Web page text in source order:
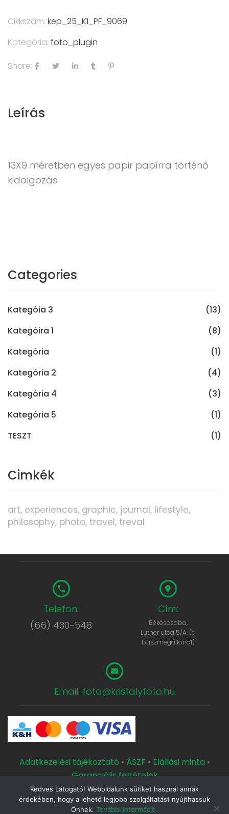
Cikkszám: kep_25_K1_PF_9069
Kategória: foto_plugin
Share:
Leírás
13X9 méretben egyes papir papírra történő
kidolgozás
Categories
Kategóia 3
(13)
Kategóira 1
(8)
Kategória
(1)
Kategória 2
(4)
Kategória 4
(3)
Kategória 5
(1)
TESZT
(1)
Cimkék
art experiences graphic journal lifestyle
philosophy photo travel treval
Telefon:
(66) 430-548
Cím:
Békéscsaba,
Luther utca 5/A. (a
buszmegállónál)
Email: foto@kristalyfoto.hu
Adatkezelési tájékoztató • ÁSZF • Elállási minta •
Garanciális feltételek
Copyright © 2000 Kristály Fotószaküzlet és Műterem.
Készítette aCsabaInformatika.NET
Kedves Látogató! Weboldalunk sütiket használ annak
érdekében, hogy a lehető legjobb szolgáltatást nyújthassuk
Önnek. További információ.